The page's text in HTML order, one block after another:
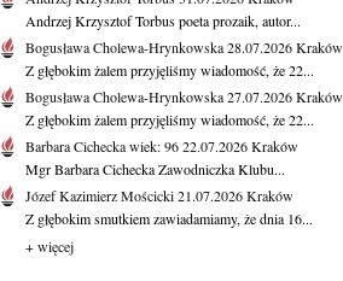
Andrzej Krzysztof Torbus poeta prozaik, autor...
Bogusława Cholewa-Hrynkowska28.07.2026Kraków
Z głębokim żalem przyjęliśmy wiadomość, że 22...
Bogusława Cholewa-Hrynkowska27.07.2026Kraków
Z głębokim żalem przyjęliśmy wiadomość, że 22...
Barbara Cicheckawiek: 9622.07.2026Kraków
Mgr Barbara Cichecka Zawodniczka Klubu...
Józef Kazimierz Mościcki21.07.2026Kraków
Z głębokim smutkiem zawiadamiamy, że dnia 16...
+ więcej